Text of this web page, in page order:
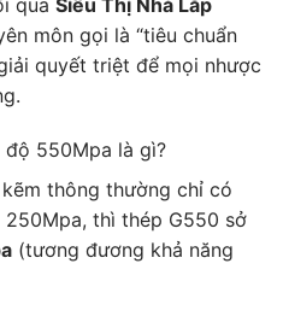
môn gọi là “tiêu chuẩn
quyết triệt để mọi nhược
550Mpa là gì?
thông thường chỉ có
thì thép G550 sở
(tương đương khả năng